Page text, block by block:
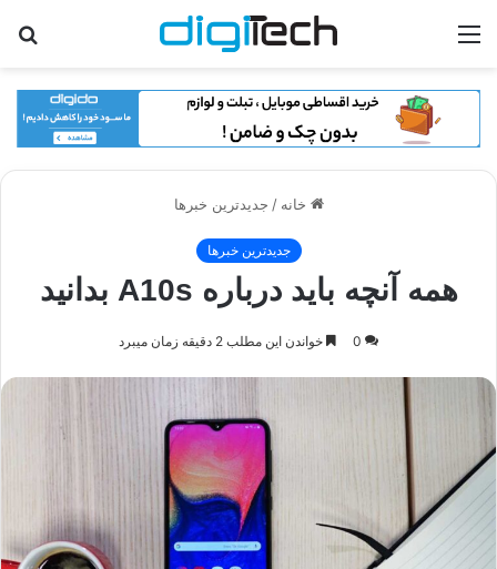
منو
خانه / جدیدترین خبرها
جدیدترین خبرها
همه آنچه باید درباره A10s بدانید
0 خواندن این مطلب 2 دقیقه زمان میبرد